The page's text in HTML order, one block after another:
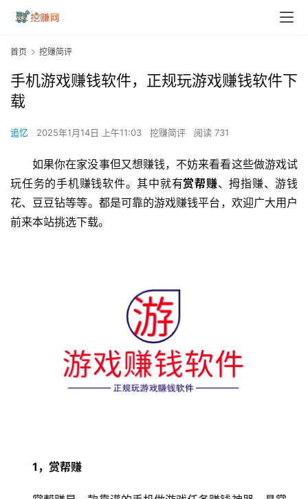
首页 挖赚简评
手机游戏赚钱软件，正规玩游戏赚钱软件下
载
追忆 2025年1月14日 上午11:03 挖赚简评 阅读 731
如果你在家没事但又想赚钱，不妨来看看这些做游戏试
玩任务的手机赚钱软件。其中就有赏帮赚、拇指赚、游钱
花、豆豆钻等等。都是可靠的游戏赚钱平台，欢迎广大用户
前来本站挑选下载。
1，赏帮赚